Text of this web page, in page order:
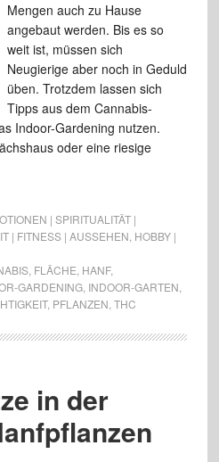
Mengen auch zu Hause
angebaut werden. Bis es so
weit ist, müssen sich
Neugierige aber noch in Geduld
üben. Trotzdem lassen sich
Tipps aus dem Cannabis-
Indoor-Gardening nutzen.
oder eine riesige
| SPIRITUALITÄT |
| FITNESS | AUSSEHEN HOBBY |
, FLÄCHE HANF,
GARDENING, INDOOR-GARTEN
, PFLANZEN THC
in der